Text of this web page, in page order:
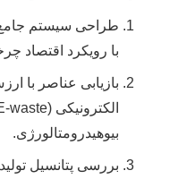
طراحی سیستم
با رویکرد اقتصاد
بازیابی عناصر با
بیوهیدرومتالورژی.
بررسی پتانسیل